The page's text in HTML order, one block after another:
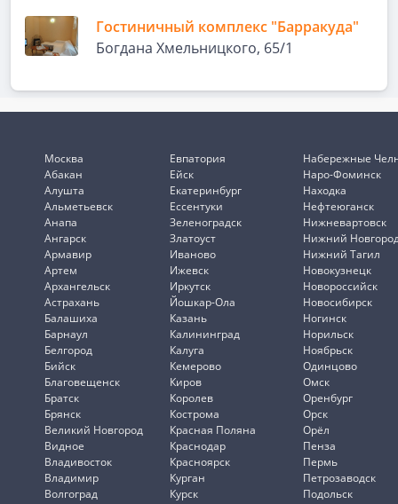
Гостиничный комплекс "Барракуда"
Богдана Хмельницкого, 65/1
Москва
Абакан
Алушта
Альметьевск
Анапа
Ангарск
Армавир
Артем
Архангельск
Астрахань
Балашиха
Барнаул
Белгород
Бийск
Благовещенск
Братск
Брянск
Великий Новгород
Видное
Владивосток
Владимир
Волгоград
Евпатория
Ейск
Екатеринбург
Ессентуки
Зеленоградск
Златоуст
Иваново
Ижевск
Иркутск
Йошкар-Ола
Казань
Калининград
Калуга
Кемерово
Киров
Королев
Кострома
Красная Поляна
Краснодар
Красноярск
Курган
Курск
Набережные
Наро-Фоминск
Находка
Нефтеюганск
Нижневартовск
Нижний
Нижний Тагил
Новокузнецк
Новороссийск
Новосибирск
Ногинск
Норильск
Ноябрьск
Одинцово
Омск
Оренбург
Орск
Орёл
Пенза
Пермь
Петрозаводск
Подольск